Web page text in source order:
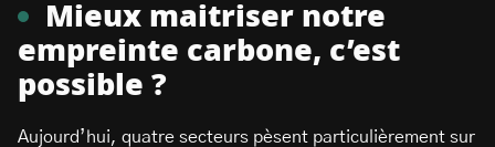
Mieux maitriser notre
empreinte carbone, c’est
possible ?
Aujourd’hui, quatre secteurs pèsent particulièrement sur